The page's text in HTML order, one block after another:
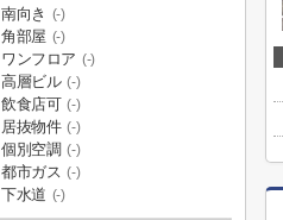
南向き (-)
角部屋 (-)
ワンフロア (-)
高層ビル (-)
飲食店可 (-)
居抜物件 (-)
個別空調 (-)
都市ガス (-)
下水道 (-)